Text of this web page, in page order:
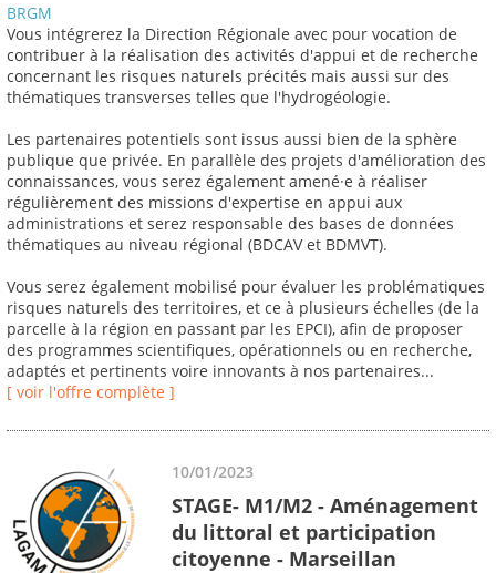
BRGM
Vous intégrerez la Direction Régionale avec pour vocation de
contribuer à la réalisation des activités d'appui et de recherche
concernant les risques naturels précités mais aussi sur des
thématiques transverses telles que l'hydrogéologie.
Les partenaires potentiels sont issus aussi bien de la sphère
publique que privée. En parallèle des projets d'amélioration des
connaissances, vous serez également amené·e à réaliser
régulièrement des missions d'expertise en appui aux
administrations et serez responsable des bases de données
thématiques au niveau régional (BDCAV et BDMVT).
Vous serez également mobilisé pour évaluer les problématiques
risques naturels des territoires, et ce à plusieurs échelles (de la
parcelle à la région en passant par les EPCI), afin de proposer
des programmes scientifiques, opérationnels ou en recherche,
adaptés et pertinents voire innovants à nos partenaires...
[ voir l'offre complète ]
10/01/2023
STAGE- M1/M2 - Aménagement
du littoral et participation
citoyenne - Marseillan